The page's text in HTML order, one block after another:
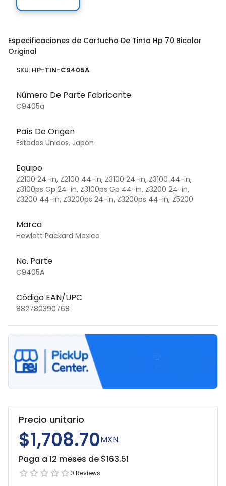
Especificaciones de Cartucho De Tinta Hp 70 Bicolor
Original
SKU: HP-TIN-C9405A
Número De Parte Fabricante
C9405a
País De Origen
Estados Unidos, Japón
Equipo
Z2100 24-in, Z2100 44-in, Z3100 24-in, Z3100 44-in,
Z3100ps Gp 24-in, Z3100ps Gp 44-in, Z3200 24-in,
Z3200 44-in, Z3200ps 24-in, Z3200ps 44-in, Z5200
Marca
Hewlett Packard Mexico
No. Parte
C9405A
Código EAN/UPC
882780390768
Precio unitario
$1,708.70MXN.
Paga a 12 meses de $163.51
0 Reviews